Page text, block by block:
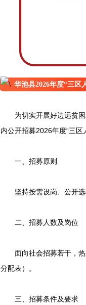
华池县2026年度“三区
为切实开展好边远贫困
内公开招募2026年度“三区
一、招募原则
坚持按需设岗、公开选
二、招募人数及岗位
面向社会招募若干，热
分配表）。
三、招募条件及要求